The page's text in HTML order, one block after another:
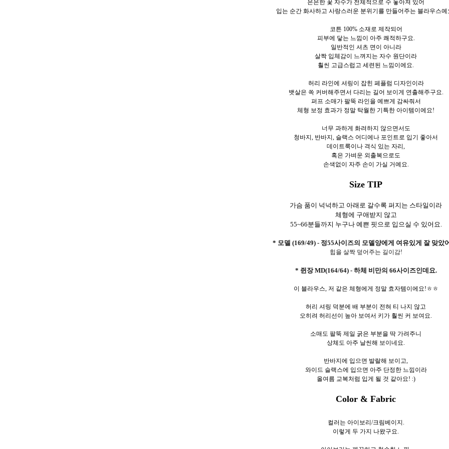
은은한 꽃 자수가 전체적으로 수 놓아져 있어
입는 순간 화사하고 사랑스러운 분위기를 만들어주는 블라우스예
코튼 100% 소재로 제작되어
피부에 닿는 느낌이 아주 쾌적하구요.
일반적인 셔츠 면이 아니라
살짝 입체감이 느껴지는 자수 원단이라
훨씬 고급스럽고 세련된 느낌이에요.
허리 라인에 셔링이 잡힌 페플럼 디자인이라
뱃살은 쏙 커버해주면서 다리는 길어 보이게 연출해주구요.
퍼프 소매가 팔뚝 라인을 예쁘게 감싸줘서
체형 보정 효과가 정말 탁월한 기특한 아이템이에요!
너무 과하게 화려하지 않으면서도
청바지, 반바지, 슬랙스 어디에나 포인트로 입기 좋아서
데이트룩이나 격식 있는 자리,
혹은 가벼운 외출복으로도
손색없이 자주 손이 가실 거예요.
Size TIP
가슴 품이 넉넉하고 아래로 갈수록 퍼지는 스타일이라
체형에 구애받지 않고
55~66분들까지 누구나 예쁜 핏으로 입으실 수 있어요.
* 모델 (169/49) - 정55사이즈의 모델양에게 여유있게 잘 맞았
힙을 살짝 덮어주는 길이감!
* 쥔장 MD(164/64) - 하체 비만의 66사이즈인데요.
이 블라우스, 저 같은 체형에게 정말 효자템이에요!ㅎㅎ
허리 셔링 덕분에 배 부분이 전혀 티 나지 않고
오히려 허리선이 높아 보여서 키가 훨씬 커 보여요.
소매도 팔뚝 제일 굵은 부분을 딱 가려주니
상체도 아주 날씬해 보이네요.
반바지에 입으면 발랄해 보이고,
와이드 슬랙스에 입으면 아주 단정한 느낌이라
올여름 교복처럼 입게 될 것 같아요! :)
Color & Fabric
컬러는 아이보리/크림베이지.
이렇게 두 가지 나왔구요.